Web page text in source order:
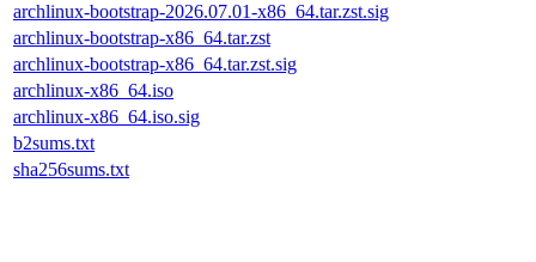
archlinux-bootstrap-2026.07.01-x86_64.tar.zst.sig
archlinux-bootstrap-x86_64.tar.zst
archlinux-bootstrap-x86_64.tar.zst.sig
archlinux-x86_64.iso
archlinux-x86_64.iso.sig
b2sums.txt
sha256sums.txt